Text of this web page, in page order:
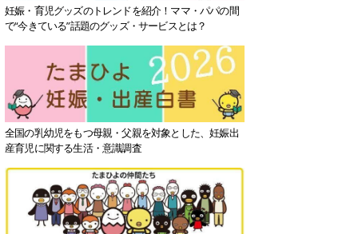
妊娠・育児グッズのトレンドを紹介！ママ・パパの間
で“今きている”話題のグッズ・サービスとは？
全国の乳幼児をもつ母親・父親を対象とした、妊娠出
産育児に関する生活・意識調査